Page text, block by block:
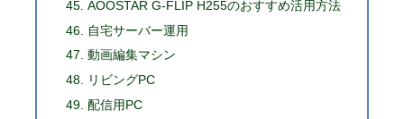
AOOSTAR G-FLIP H255のおすすめ活用方法
自宅サーバー運用
動画編集マシン
リビングPC
配信用PC